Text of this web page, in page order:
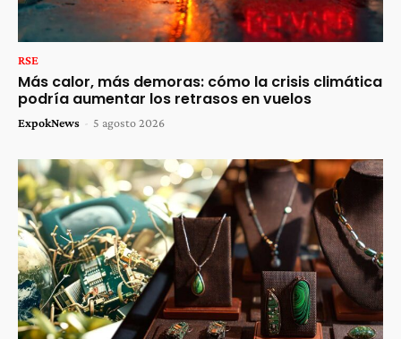
RSE
Más calor, más demoras: cómo la crisis climática
podría aumentar los retrasos en vuelos
ExpokNews - 5 agosto 2026